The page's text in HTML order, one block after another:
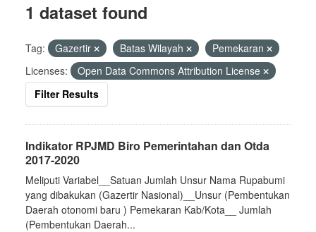
1 dataset found
Tag: Gazertir Batas Wilayah
Pemekaran
Licenses:
Open Data Commons Attribution License
Filter Results
Indikator RPJMD Biro Pemerintahan dan Otda
2017-2020
Meliputi Variabel__Satuan Jumlah Unsur Nama Rupabumi
yang dibakukan (Gazertir Nasional)__Unsur (Pembentukan
Daerah otonomi baru ) Pemekaran Kab/Kota__ Jumlah
(Pembentukan Daerah...